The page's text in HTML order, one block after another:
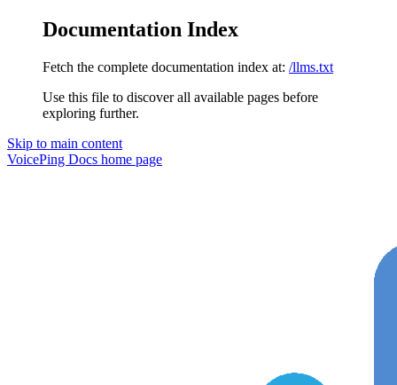
Documentation Index
Fetch the complete documentation index at: /llms.txt
Use this file to discover all available pages before
exploring further.
Skip to main content
VoicePing Docs home page